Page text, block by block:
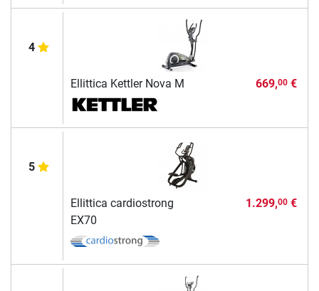
4
Ellittica Kettler Nova M 669,00€
5
Ellittica cardiostrong
EX70
1.299,00€